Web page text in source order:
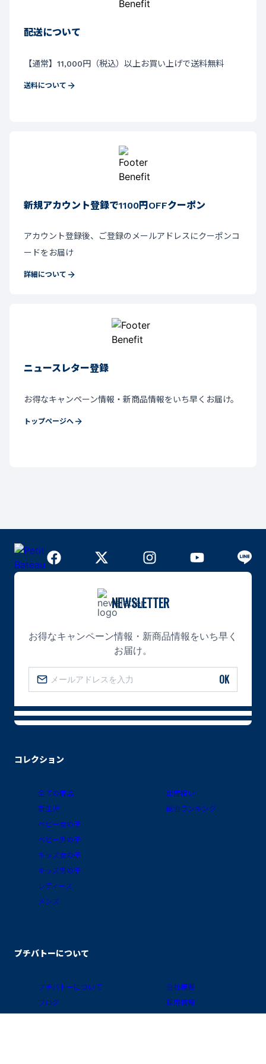
配送について
【通常】11,000円（税込）以上お買い上げで送料無料
送料について
新規アカウント登録で1100円OFFクーポン
アカウント登録後、ご登録のメールアドレスにクーポンコ
ードをお届け
詳細について
ニュースレター登録
お得なキャンペーン情報・新商品情報をいち早くお届け。
トップページへ
コレクション
全ての商品
新生児
ベビー女の子
ベビー男の子
キッズ女の子
キッズ男の子
レディース
メンズ
出産祝い
総合ランキング
プチバトーについて
プチバトーについて
ブログ
会社概要
採用情報
NEWSLETTER
お得なキャンペーン情報・新商品情報をいち早く
お届け。
OK